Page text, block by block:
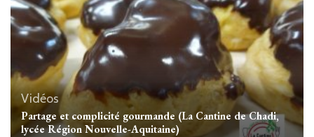
Vidéos
Partage et complicité gourmande (La Cantine de Chadi,
lycée Région Nouvelle-Aquitaine)